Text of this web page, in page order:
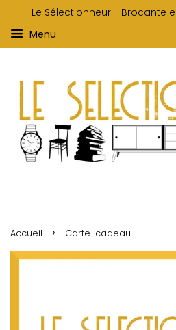
Le Sélectionneur - Brocante
Menu
Accueil › Carte-cadeau